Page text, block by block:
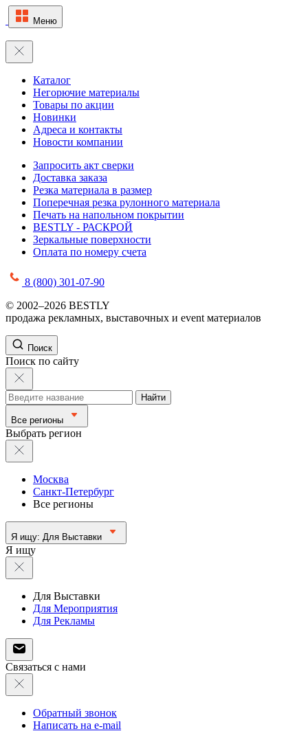
Меню
Каталог
Негорючие материалы
Товары по акции
Новинки
Адреса и контакты
Новости компании
Запросить акт сверки
Доставка заказа
Резка материала в размер
Поперечная резка рулонного материала
Печать на напольном покрытии
BESTLY - РАСКРОЙ
Зеркальные поверхности
Оплата по номеру счета
8 (800) 301-07-90
© 2002–2026 BESTLY
продажа рекламных, выставочных и event материалов
Поиск
Поиск по сайту
Найти
Все регионы
Выбрать регион
Москва
Санкт-Петербург
Все регионы
Я ищу: Для Выставки
Я ищу
Для Выставки
Для Мероприятия
Для Рекламы
Связаться с нами
Обратный звонок
Написать на e-mail